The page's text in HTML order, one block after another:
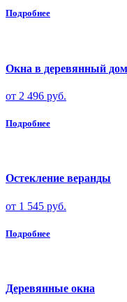
Подробнее
Окна в деревянный дом
от 2 496 руб.
Подробнее
Остекление веранды
от 1 545 руб.
Подробнее
Деревянные окна